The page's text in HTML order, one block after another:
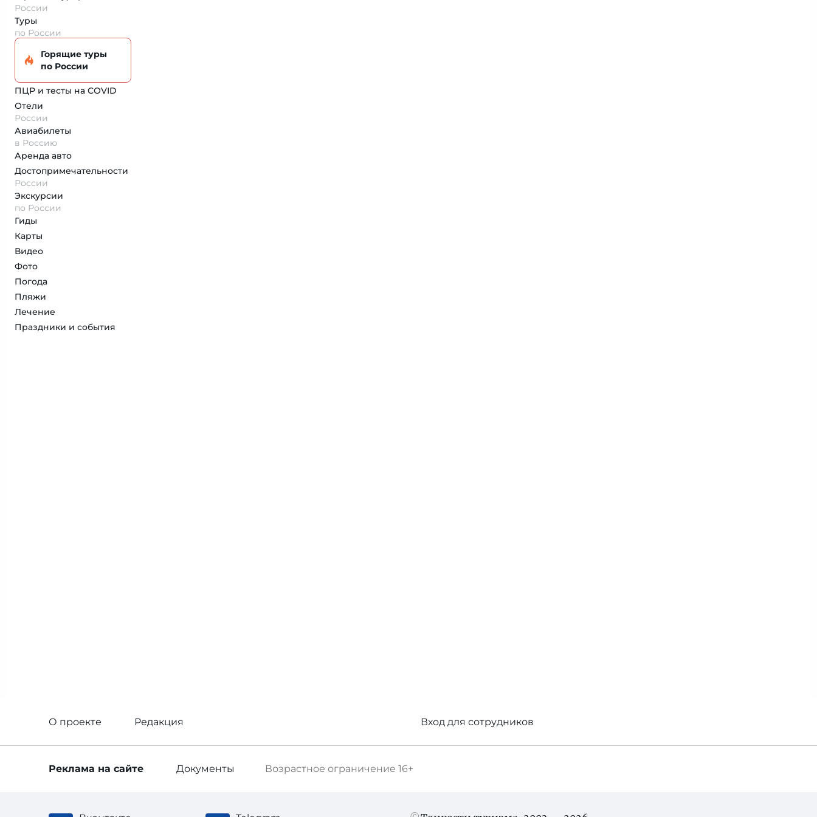
России
Туры
по России
Горящие туры
по России
ПЦР и тесты на COVID
Отели
России
Авиабилеты
в Россию
Аренда авто
Достопримеча­тельности
России
Экскурсии
по России
Гиды
Карты
Видео
Фото
Погода
Пляжи
Лечение
Праздники и события
О проекте Редакция Вход для сотрудников
Возрастное ограничение 16+
Реклама на сайте Документы